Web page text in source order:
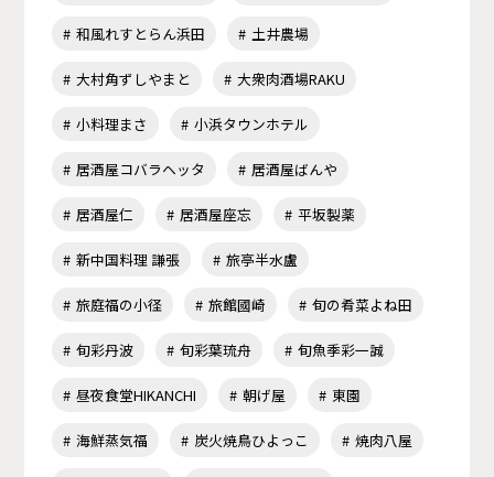
和風れすとらん浜田 土井農場
大村角ずしやまと 大衆肉酒場RAKU
小料理まさ 小浜タウンホテル
居酒屋コバラヘッタ 居酒屋ばんや
居酒屋仁 居酒屋座忘 平坂製薬
新中国料理 謙張 旅亭半水盧
旅庭福の小径 旅館國崎 旬の肴菜よね田
旬彩丹波 旬彩葉琉舟 旬魚季彩一誠
昼夜食堂HIKANCHI 朝げ屋 東園
海鮮蒸気福 炭火焼鳥ひよっこ 焼肉八屋